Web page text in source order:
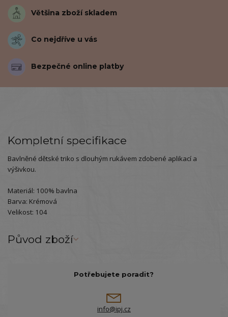
Většina zboží skladem
Co nejdříve u vás
Bezpečné online platby
Kompletní specifikace
Bavlněné dětské triko s dlouhým rukávem zdobené aplikací a
výšivkou.
Materiál: 100% bavlna
Barva: Krémová
Velikost: 104
Původ zboží
Potřebujete poradit?
info@ipj.cz